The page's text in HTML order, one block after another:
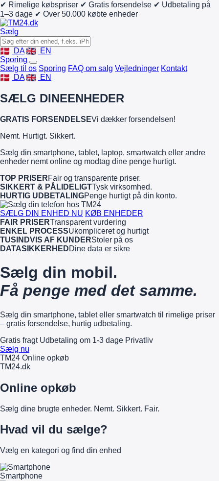
✔ Rimelige købspriser ✔ Gratis forsendelse ✔ Udbetaling på
1–3 dage ✔ Over 50.000 købte enheder
Sælg
DA
EN
Sporing
Sælg til os Sporing FAQ om salg Vejledninger Kontakt
DA
EN
SÆLG DINEENHEDER
GRATIS FORSENDELSEVi dækker forsendelsen!
Nemt. Hurtigt. Sikkert.
Sælg din smartphone, tablet, laptop, smartwatch eller andre
enheder nemt online og modtag dine penge hurtigt.
TOP PRISERFair og transparente priser.
SIKKERT & PÅLIDELIGTTysk virksomhed.
HURTIG UDBETALINGPenge hurtigt på din konto.
SÆLG DIN ENHED NU KØB ENHEDER
FAIR PRISERTransparent vurdering
ENKEL PROCESSUkompliceret og hurtigt
TUSINDVIS AF KUNDERStoler på os
DATASIKKERHEDDine data er sikre
Sælg din mobil.
Få penge med det samme.
Sælg din smartphone, tablet eller smartwatch til rimelige priser
– gratis forsendelse, hurtig udbetaling.
Gratis fragt Udbetaling om 1-3 dage Privatliv
Sælg nu
TM24 Online opkøb
TM24.dk
Online opkøb
Sælg dine brugte enheder. Nemt. Sikkert. Fair.
Hvad vil du sælge?
Vælg en kategori og find din enhed
Smartphone